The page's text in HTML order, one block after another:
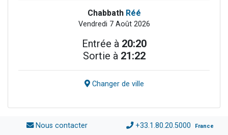
Chabbath Réé
Vendredi 7 Août 2026
Entrée à 20:20
Sortie à 21:22
Changer de ville
Nous contacter +33.1.80.20.5000 France